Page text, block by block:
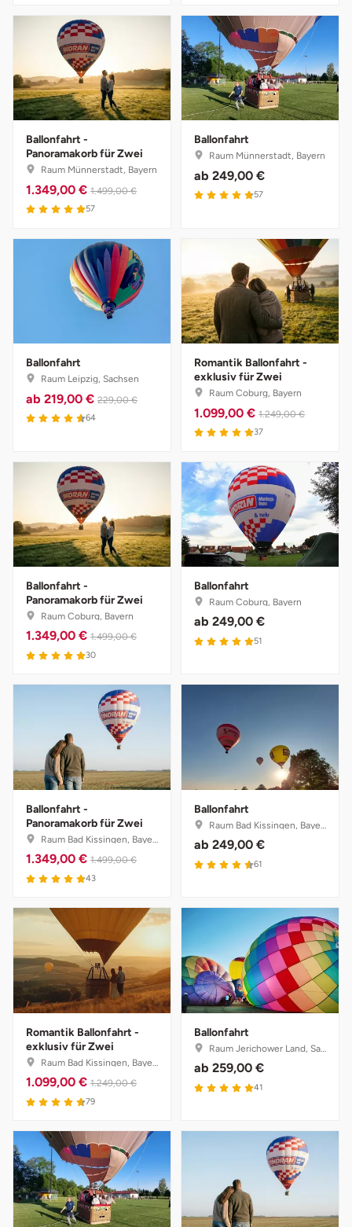
Ballonfahrt -
Panoramakorb für Zwei
Raum Münnerstadt, Bayern
1.349,00 € 1.499,00 €
57
Ballonfahrt
Raum Münnerstadt, Bayern
ab 249,00 €
57
Ballonfahrt
Raum Leipzig, Sachsen
ab 219,00 € 229,00 €
64
Romantik Ballonfahrt -
exklusiv für Zwei
Raum Coburg, Bayern
1.099,00 € 1.249,00 €
37
Ballonfahrt -
Panoramakorb für Zwei
Raum Coburg, Bayern
1.349,00 € 1.499,00 €
30
Ballonfahrt
Raum Coburg, Bayern
ab 249,00 €
51
Ballonfahrt -
Panoramakorb für Zwei
Raum Bad Kissingen, Bayern
1.349,00 € 1.499,00 €
43
Ballonfahrt
Raum Bad Kissingen, Bayern
ab 249,00 €
61
Romantik Ballonfahrt -
exklusiv für Zwei
Raum Bad Kissingen, Bayern
1.099,00 € 1.249,00 €
79
Ballonfahrt
Raum Jerichower Land, Sachsen-Anhalt
ab 259,00 €
41
Saarbrücken
Salzgitter
Schongau
Schwabach
Schweinfurt
Seligenstadt
Speyer
Stade
Steinburg
Stendal
Stettiner Haff
Stormarn
Straubing
Stuttgart
Sulz am Neckar
Tegernsee
Teltow-Fläming
Trier
Uckermark
Usedom
Viersen
Villingen Schwenningen
Vorpommern-Greifswald
Vorpommern-Rügen
Weimar
Wertach